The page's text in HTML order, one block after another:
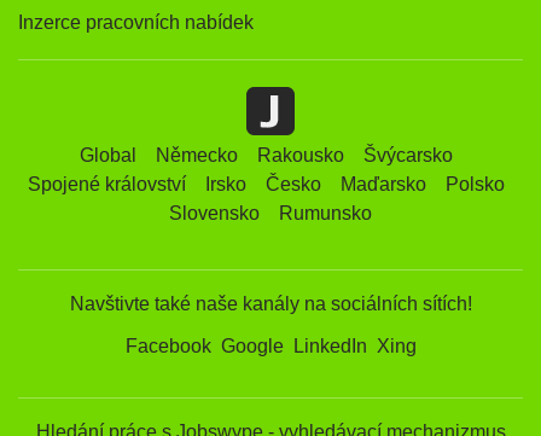
Inzerce pracovních nabídek
Global Německo Rakousko
Švýcarsko
Spojené království
Irsko Česko Maďarsko
Polsko
Slovensko
Rumunsko
Navštivte také naše kanály na sociálních sítích!
Facebook Google LinkedIn Xing
Hledání práce s Jobswype - vyhledávací mechanizmus